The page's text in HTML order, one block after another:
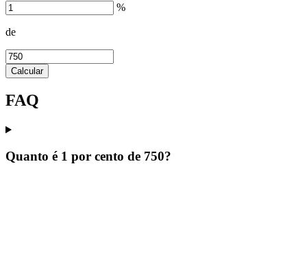
%
de
Calcular
FAQ
Quanto é 1 por cento de 750?